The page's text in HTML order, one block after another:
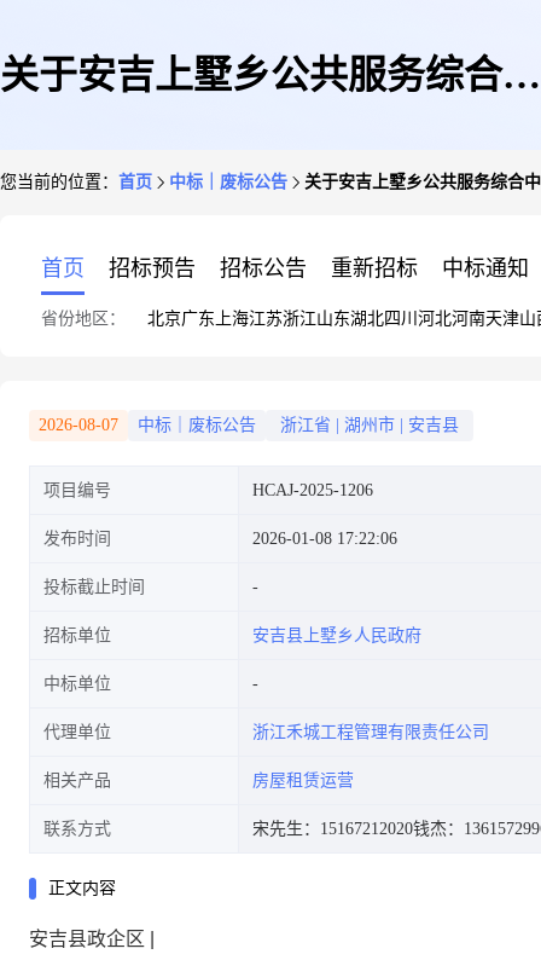
关于安吉上墅乡公共服务综合中
您当前的位置： 首页 中标｜废标公告 关于安吉上墅乡公共服务综合
首页 招标预告 招标公告 重新招标 中标通知
省份地区： 北京广东 上海江苏浙江山东湖北四川 河北河南天津山
2026-08-07 中标｜废标公告 浙江省 湖州市 安吉县
项目编号 HCAJ-2025-1206
发布时间 2026-01-08 17:22:06
投标截止时间
招标单位 安吉县上墅乡人民政府
中标单位
代理单位 浙江禾城工程管理有限责任公司
相关产品 房屋租赁运营
联系方式 宋先生：15167212020钱杰：
正文内容
安吉县政企区 |